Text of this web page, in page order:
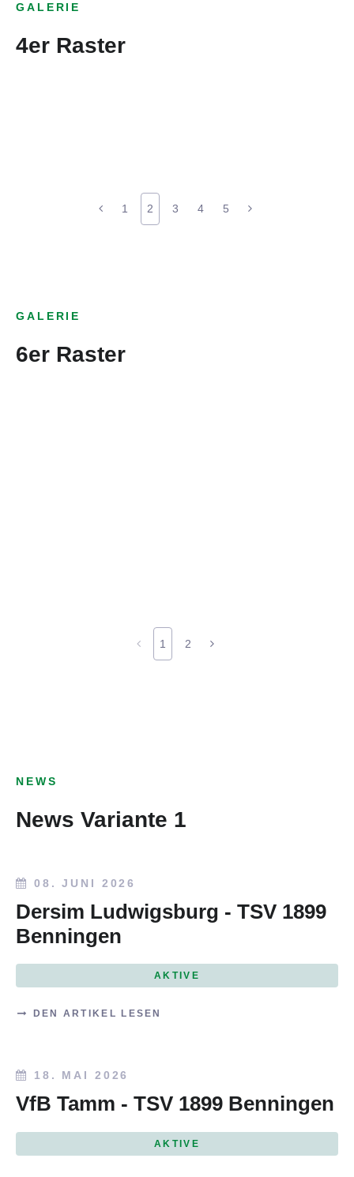
GALERIE
4er Raster
1 2 3 4 5
GALERIE
6er Raster
1 2
NEWS
News Variante 1
08. JUNI 2026
Dersim Ludwigsburg - TSV 1899
Benningen
AKTIVE
DEN ARTIKEL LESEN
18. MAI 2026
VfB Tamm - TSV 1899 Benningen
AKTIVE